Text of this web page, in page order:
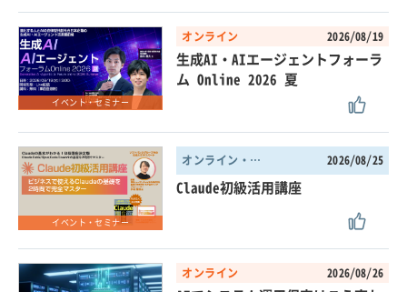
イベント・セミナー
オンライン 2026/08/19
生成AI・AIエージェントフォーラ
ム Online 2026 夏
イベント・セミナー
オンライン・東京都 2026/08/25
Claude初級活用講座
オンライン 2026/08/26